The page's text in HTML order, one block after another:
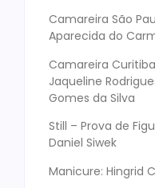
Camareira São
Aparecida do
Camareira
Jaqueline
Gomes da Silva
Still – Prova de
Daniel Siwek
Manicure: Hingrid